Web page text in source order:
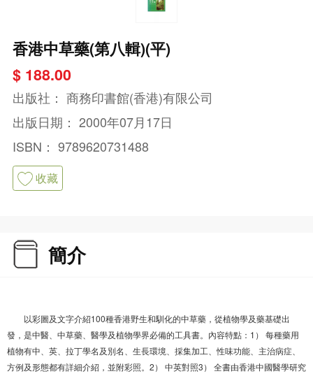
香港中草藥(第八輯)(平)
$ 188.00
出版社： 商務印書館(香港)有限公司
出版日期： 2000年07月17日
ISBN： 9789620731488
收藏
簡介
以彩圖及文字介紹100種香港野生和馴化的中草藥，從植物學及藥基礎出
發，是中醫、中草藥、醫學及植物學界必備的工具書。內容特點：1） 每種藥用
植物有中、英、拉丁學名及別名、生長環境、採集加工、性味功能、主治病症、
方例及形態都有詳細介紹，並附彩照。2） 中英對照3） 全書由香港中國醫學研究